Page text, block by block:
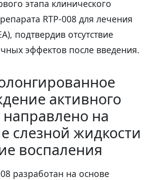
этапа клинического
RTP-008 для лечения
подтвердив отсутствие
эффектов после введения.
активного
на
слезной жидкости
воспаления
разработан на основе